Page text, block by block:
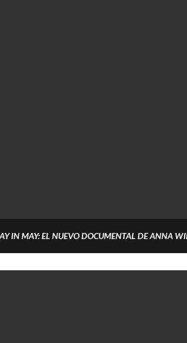
IN MAY: EL NUEVO DOCUMENTAL DE ANNA